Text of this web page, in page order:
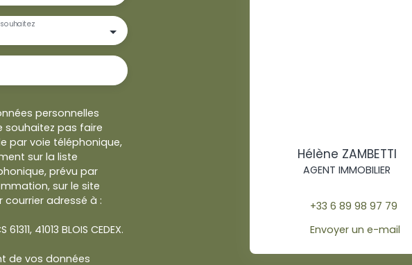
personnelles
souhaitez pas faire
par voie téléphonique,
sur la liste
prévu par
sur le site
adressé à :
41013 BLOIS CEDEX.
de vos données
Hélène ZAMBETTI
AGENT IMMOBILIER
+33 6 89 98 97 79
Envoyer un e-mail